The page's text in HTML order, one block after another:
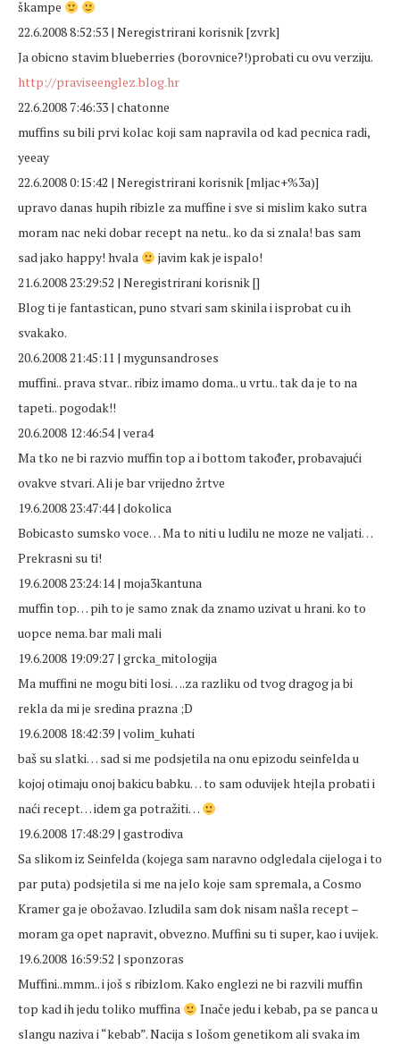
škampe
22.6.2008 8:52:53 | Neregistrirani korisnik [zvrk]
Ja obicno stavim blueberries (borovnice?!)probati cu ovu verziju.
http://praviseenglez.blog.hr
22.6.2008 7:46:33 | chatonne
muffins su bili prvi kolac koji sam napravila od kad pecnica radi,
yeeay
22.6.2008 0:15:42 | Neregistrirani korisnik [mljac+%3a)]
upravo danas hupih ribizle za muffine i sve si mislim kako sutra
moram nac neki dobar recept na netu.. ko da si znala! bas sam
sad jako happy! hvala
javim kak je ispalo!
21.6.2008 23:29:52 | Neregistrirani korisnik []
Blog ti je fantastican, puno stvari sam skinila i isprobat cu ih
svakako.
20.6.2008 21:45:11 | mygunsandroses
muffini.. prava stvar.. ribiz imamo doma.. u vrtu.. tak da je to na
tapeti.. pogodak!!
20.6.2008 12:46:54 | vera4
Ma tko ne bi razvio muffin top a i bottom također, probavajući
ovakve stvari. Ali je bar vrijedno žrtve
19.6.2008 23:47:44 | dokolica
Bobicasto sumsko voce… Ma to niti u ludilu ne moze ne valjati…
Prekrasni su ti!
19.6.2008 23:24:14 | moja3kantuna
muffin top… pih to je samo znak da znamo uzivat u hrani. ko to
uopce nema. bar mali mali
19.6.2008 19:09:27 | grcka_mitologija
Ma muffini ne mogu biti losi….za razliku od tvog dragog ja bi
rekla da mi je sredina prazna ;D
19.6.2008 18:42:39 | volim_kuhati
baš su slatki… sad si me podsjetila na onu epizodu seinfelda u
kojoj otimaju onoj bakicu babku… to sam oduvijek htejla probati i
naći recept… idem ga potražiti…
19.6.2008 17:48:29 | gastrodiva
Sa slikom iz Seinfelda (kojega sam naravno odgledala cijeloga i to
par puta) podsjetila si me na jelo koje sam spremala, a Cosmo
Kramer ga je obožavao. Izludila sam dok nisam našla recept –
moram ga opet napravit, obvezno. Muffini su ti super, kao i uvijek.
19.6.2008 16:59:52 | sponzoras
Muffini..mmm.. i još s ribizlom. Kako englezi ne bi razvili muffin
top kad ih jedu toliko muffina
Inače jedu i kebab, pa se panca u
slangu naziva i “kebab”. Nacija s lošom genetikom ali svaka im